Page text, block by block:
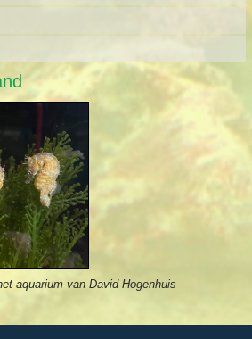
aquarium van David Hogenhuis